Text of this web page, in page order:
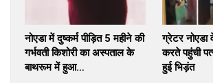
नोएडा में दुष्कर्म पीड़ित 5 महीने की
गर्भवती किशोरी का अस्पताल के
बाथरूम में हुआ…
ग्रेटर नोएडा
करते पहुंची
हुई भिड़ंत